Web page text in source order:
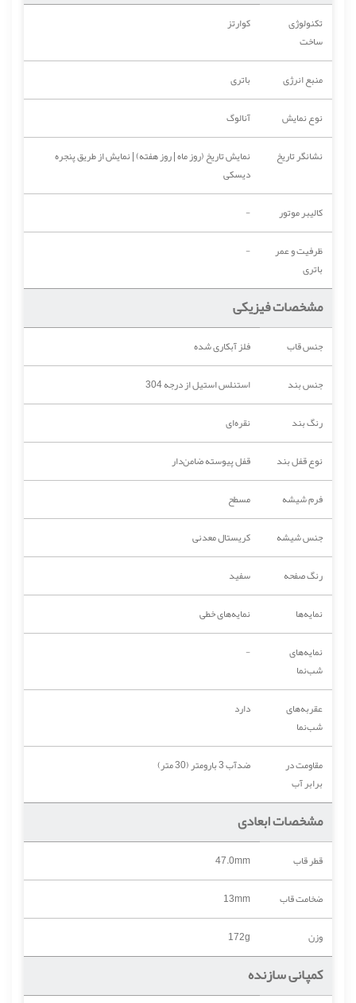
تکنولوژی
ساخت
کوارتز
منبع انرژی
باتری
نوع نمایش
آنالوگ
نشانگر تاریخ
نمایش تاریخ (روز ماه | روز هفته) | نمایش از طریق پنجره
دیسکی
کالیبر موتور
-
ظرفیت و عمر
باتری
-
مشخصات فیزیکی
جنس قاب
فلز آبکاری شده
جنس بند
استنلس استیل از درجه 304
رنگ بند
نقره‌ای
نوع قفل بند
قفل پیوسته ضامن‌دار
فرم شیشه
مسطح
جنس شیشه
کریستال معدنی
رنگ صفحه
سفید
نمایه‌ها
نمایه‌های خطی
نمایه‌های
شب‌نما
-
عقربه‌های
شب‌نما
دارد
مقاومت در
برابر آب
ضدآب 3 بارومتر (30 متر)
مشخصات ابعادی
قطر قاب
47.0mm
ضخامت قاب
13mm
وزن
172g
کمپانی سازنده